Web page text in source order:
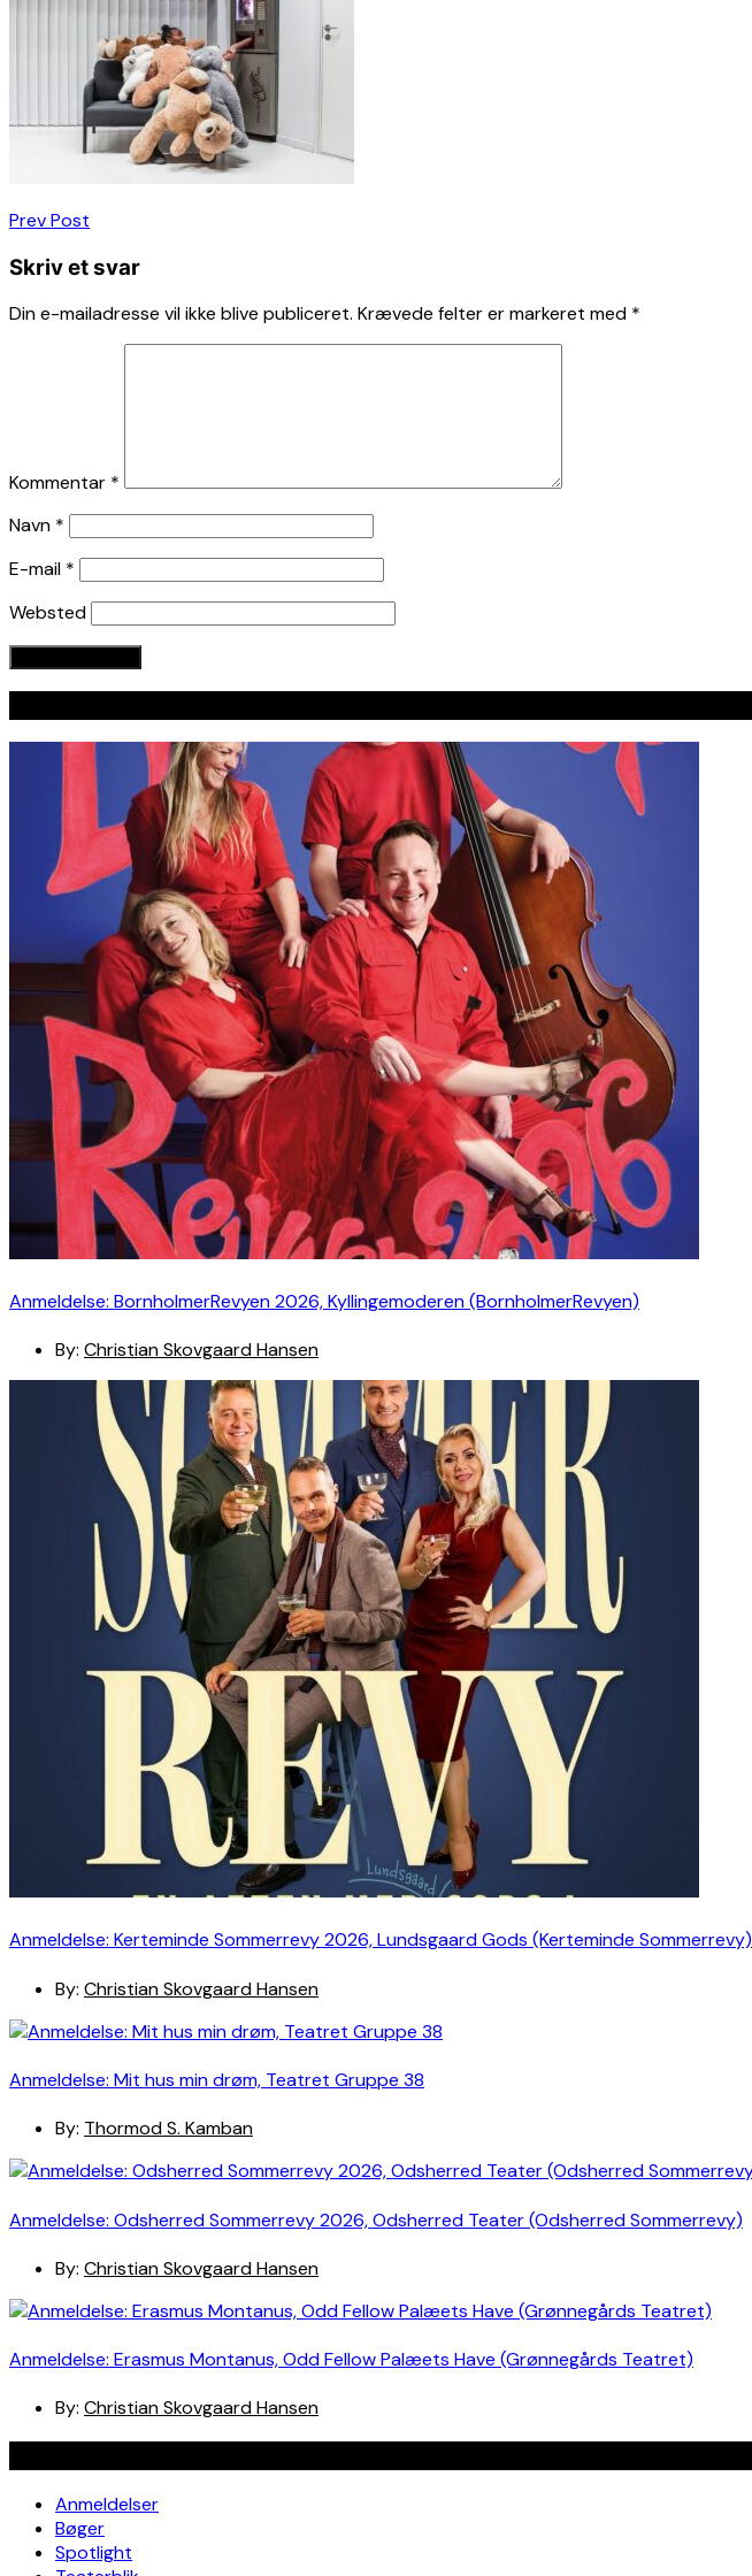
Indlægsnavigation
Prev Post
Skriv et svar
Din e-mailadresse vil ikke blive publiceret. Krævede felter er markeret med *
Kommentar *
Navn *
E-mail *
Websted
Anmeldelse: BornholmerRevyen 2026, Kyllingemoderen (BornholmerRevyen)
By: Christian Skovgaard Hansen
Anmeldelse: Kerteminde Sommerrevy 2026, Lundsgaard Gods (Kerteminde Sommerrevy)
By: Christian Skovgaard Hansen
Anmeldelse: Mit hus min drøm, Teatret Gruppe 38
By: Thormod S. Kamban
Anmeldelse: Odsherred Sommerrevy 2026, Odsherred Teater (Odsherred Sommerrevy)
By: Christian Skovgaard Hansen
Anmeldelse: Erasmus Montanus, Odd Fellow Palæets Have (Grønnegårds Teatret)
By: Christian Skovgaard Hansen
Anmeldelser
Bøger
Spotlight